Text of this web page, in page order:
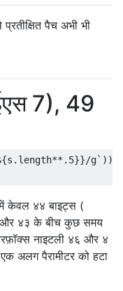
पैच अभी भी
7), 49
केवल ४४ बाइट्स (
और ४३ के बीच कुछ समय
नाइटली ४६ और ४
अलग पैरामीटर को हटा